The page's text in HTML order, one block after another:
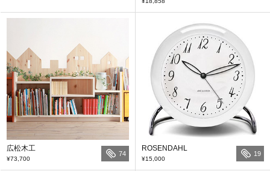
広松木工
¥73,700
74
ROSENDAHL
¥15,000
19